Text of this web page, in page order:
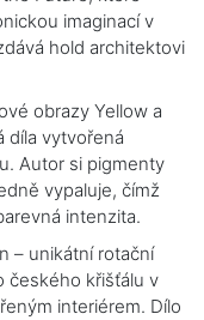
imaginací v
hold architektovi
obrazy Yellow a
díla vytvořená
Autor si pigmenty
vypaluje, čímž
intenzita.
– unikátní rotační
českého křišťálu v
interiérem. Dílo